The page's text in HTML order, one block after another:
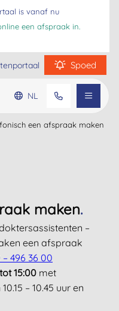
is vanaf nu
een afspraak in.
Spoed
NL
een afspraak maken
maken.
–
een afspraak
496 36 00
15:00 met
– 10.45 uur en